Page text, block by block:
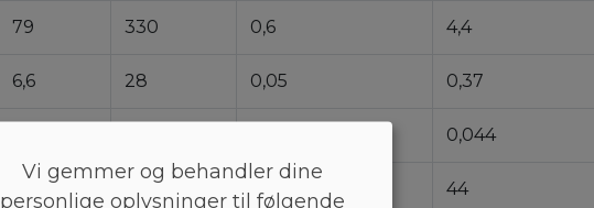
79 330 0,6 4,4
6,6 28 0,05 0,37
0,044
3300 6 44
Vi gemmer og behandler dine
personlige oplysninger til følgende